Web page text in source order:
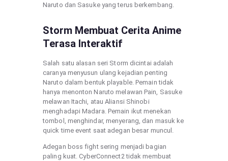
Naruto dan Sasuke yang terus berkembang.
Storm Membuat Cerita Anime
Terasa Interaktif
Salah satu alasan seri Storm dicintai adalah
caranya menyusun ulang kejadian penting
Naruto dalam bentuk playable. Pemain tidak
hanya menonton Naruto melawan Pain, Sasuke
melawan Itachi, atau Aliansi Shinobi
menghadapi Madara. Pemain ikut menekan
tombol, menghindar, menyerang, dan masuk ke
quick time event saat adegan besar muncul.
Adegan boss fight sering menjadi bagian
paling kuat. CyberConnect2 tidak membuat